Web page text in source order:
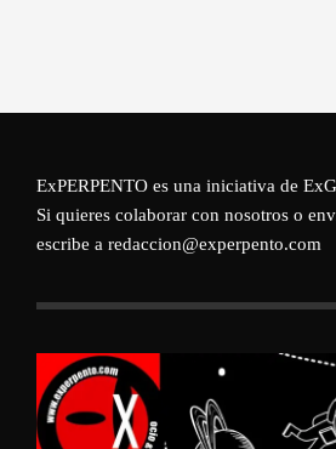
ExPERPENTO es una iniciativa de
Si quieres colaborar con nosotros o
escribe a redaccion@experpento.com